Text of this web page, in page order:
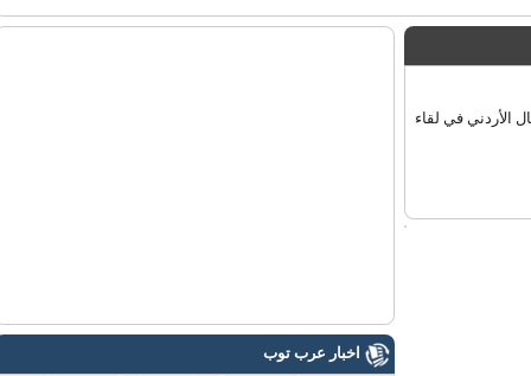
في لقاء
اخبار عرب توب